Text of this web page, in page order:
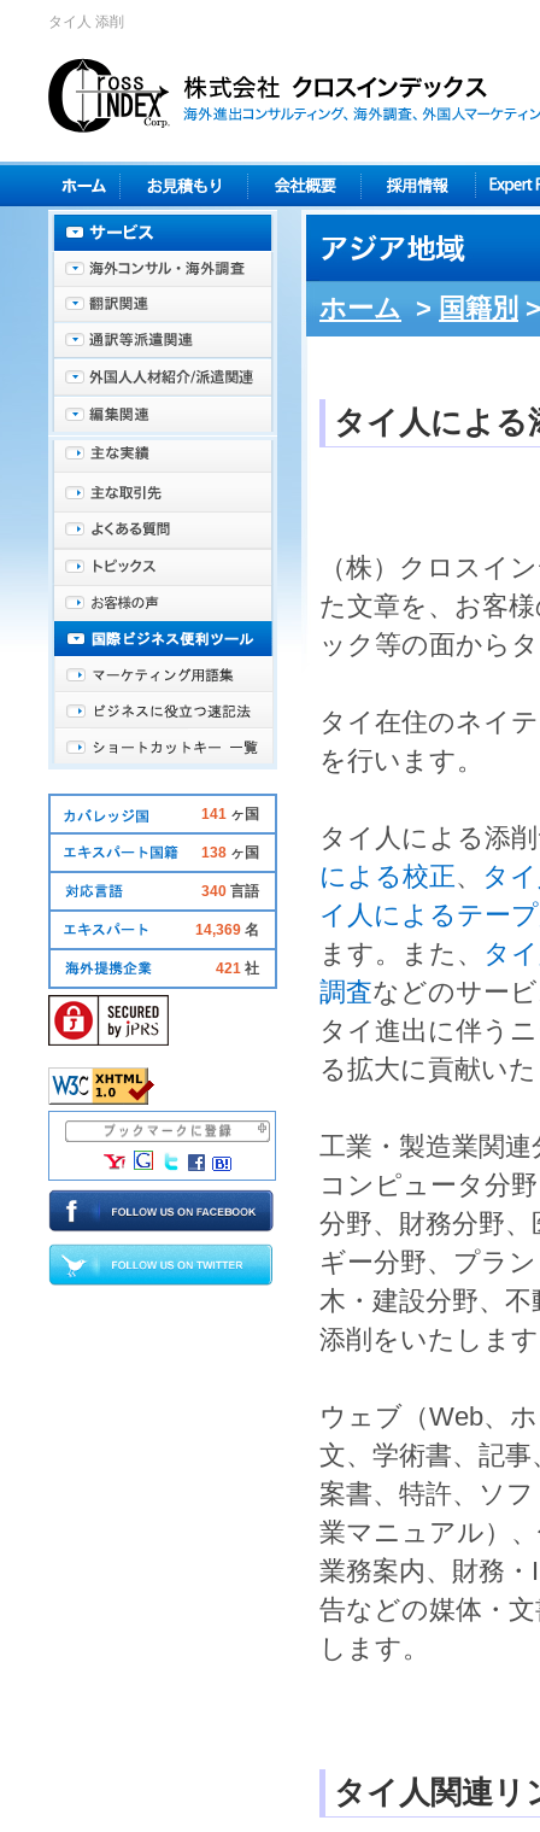
タイ人 添削
ホーム > 国籍別
タイ人による
（株）クロスイ
た文章を、お客
ック 等の面から
タイ在住のネイ
を行います。
タイ人 による添削
による校正、
タ
イ人によるテー
ます。また、
タ
調査などのサー
タイ 進出に伴う
る拡大に貢献い
工業 ・ 製造業関連
コンピュータ 分
分野、 財務分野、
ギー分野、 プラ
木 ・ 建設分野、 不
添削 をいたしま
ウェブ （Web、
文、 学術書、 記事
案書、 特許、
ソ
業マニュアル）、
業務案内、 財務 ・
告などの媒体・
します。
タイ人関連リ
141 ヶ国
138 ヶ国
340 言語
14,369 名
421 社